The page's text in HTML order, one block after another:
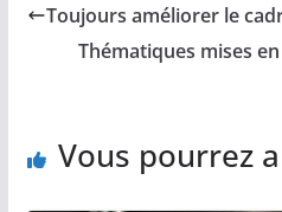
Toujours améliorer le
Thématiques mises
Vous pourrez